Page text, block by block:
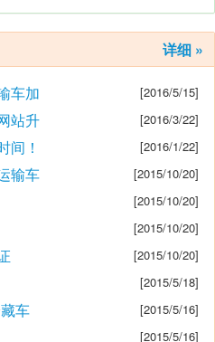
详细 »
车加 [2016/5/15]
站升 [2016/3/22]
间！ [2016/1/22]
输车 [2015/10/20]
[2015/10/20]
[2015/10/20]
[2015/10/20]
[2015/5/18]
车 [2015/5/16]
[2015/5/16]